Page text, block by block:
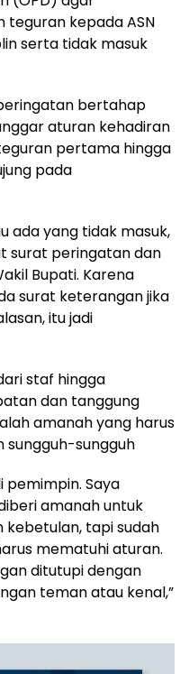
kepada ASN
serta tidak masuk
bertahap
aturan kehadiran
pertama hingga
pada
ada yang tidak masuk,
surat peringatan dan
Bupati. Karena
surat keterangan jika
itu jadi
staf hingga
dan tanggung
amanah yang harus
sungguh-sungguh
pemimpin. Saya
amanah untuk
kebetulan, tapi sudah
mematuhi aturan.
ditutupi dengan
teman atau kenal,”